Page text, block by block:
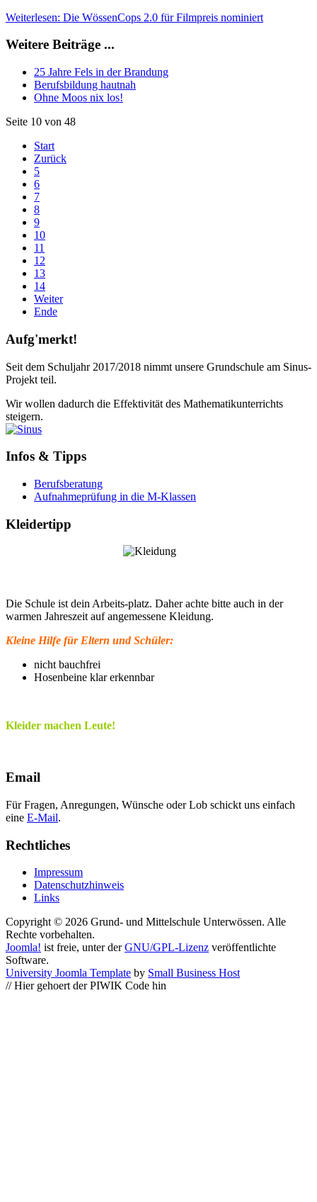
Weiterlesen: Die WössenCops 2.0 für Filmpreis nominiert
Weitere Beiträge ...
25 Jahre Fels in der Brandung
Berufsbildung hautnah
Ohne Moos nix los!
Seite 10 von 48
Start
Zurück
5
6
7
8
9
10
11
12
13
14
Weiter
Ende
Aufg'merkt!
Seit dem Schuljahr 2017/2018 nimmt unsere Grundschule am Sinus-
Projekt teil.
Wir wollen dadurch die Effektivität des Mathematikunterrichts
steigern.
Infos & Tipps
Berufsberatung
Aufnahmeprüfung in die M-Klassen
Kleidertipp
Die Schule ist dein Arbeits-platz. Daher achte bitte auch in der
warmen Jahreszeit auf angemessene Kleidung.
Kleine Hilfe für Eltern und Schüler:
nicht bauchfrei
Hosenbeine klar erkennbar
Kleider machen Leute!
Email
Für Fragen, Anregungen, Wünsche oder Lob schickt uns einfach
eine E-Mail.
Rechtliches
Impressum
Datenschutzhinweis
Links
Copyright © 2026 Grund- und Mittelschule Unterwössen. Alle
Rechte vorbehalten.
Joomla! ist freie, unter derGNU/GPL-Lizenz veröffentlichte
Software.
University Joomla Template by Small Business Host
// Hier gehoert der PIWIK Code hin